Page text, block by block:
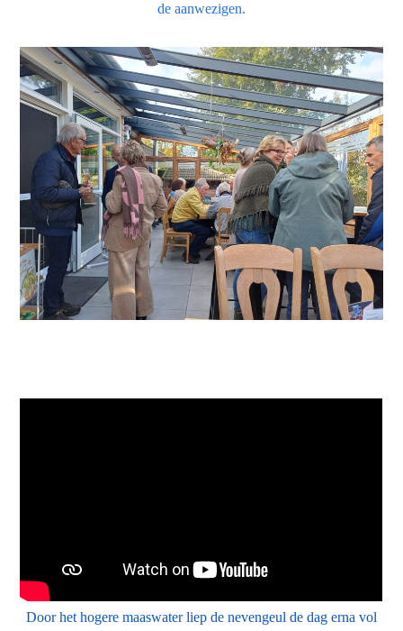
de aanwezigen.
Door het hogere maaswater liep de nevengeul de dag erna vol